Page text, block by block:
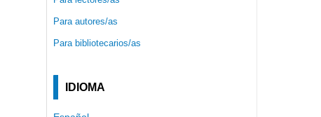
Para autores/as
Para bibliotecarios/as
IDIOMA